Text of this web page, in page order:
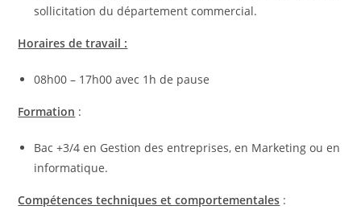
sollicitation du département commercial.
Horaires de travail :
08h00 – 17h00 avec 1h de pause
Formation :
Bac +3/4 en Gestion des entreprises, en Marketing ou en
informatique.
Compétences techniques et comportementales :